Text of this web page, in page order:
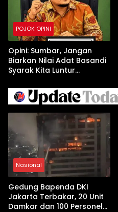
POJOK OPINI
Opini: Sumbar, Jangan
Biarkan Nilai Adat Basandi
Syarak Kita Luntur
Nasional
Gedung Bapenda DKI
Jakarta Terbakar, 20 Unit
Damkar dan 100 Personel